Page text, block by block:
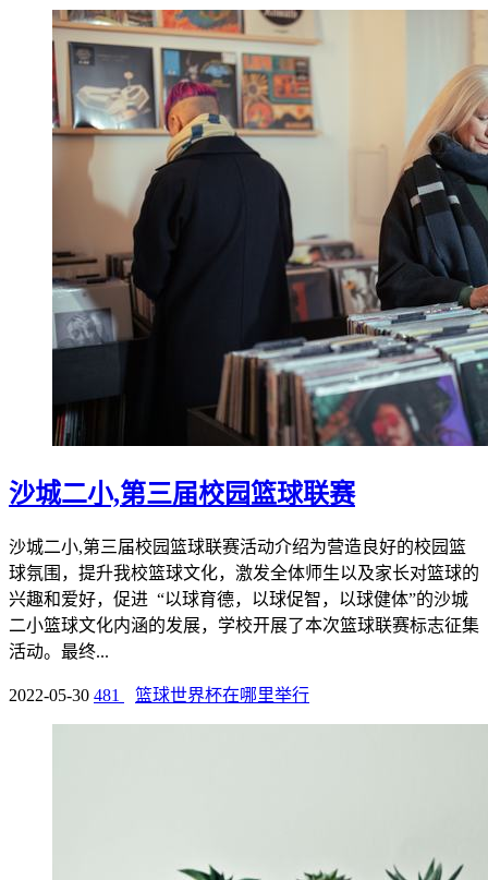
沙城二小,第三届校园篮球联赛
沙城二小,第三届校园篮球联赛活动介绍为营造良好的校园篮
球氛围，提升我校篮球文化，激发全体师生以及家长对篮球的
兴趣和爱好，促进 “以球育德，以球促智，以球健体”的沙城
二小篮球文化内涵的发展，学校开展了本次篮球联赛标志征集
活动。最终...
2022-05-30 481 篮球世界杯在哪里举行